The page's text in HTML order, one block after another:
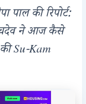
पाल की रिपोर्ट:
ने आज कैसे
Su-Kam